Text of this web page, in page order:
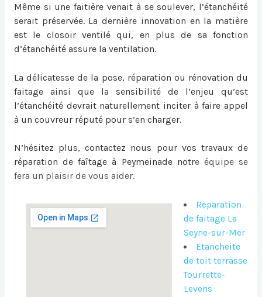
Même si une faitière venait à se soulever, l’étanchéité
serait préservée. La dernière innovation en la matière
est le closoir ventilé qui, en plus de sa fonction
d’étanchéité assure la ventilation.
La délicatesse de la pose, réparation ou rénovation du
faitage ainsi que la sensibilité de l’enjeu qu’est
l’étanchéité devrait naturellement inciter à faire appel
à un couvreur réputé pour s’en charger.
N’hésitez plus, contactez nous pour vos travaux de
réparation de faîtage à Peymeinade notre équipe se
fera un plaisir de vous aider.
Reparation
de faitage La
Seyne-sur-Mer
Etancheite
de toit terrasse
Tourrette-
Levens